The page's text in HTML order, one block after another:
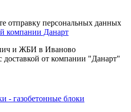
отправку персональных данных
компании Данарт
доставкой от компании "Данарт"
- газобетонные блоки